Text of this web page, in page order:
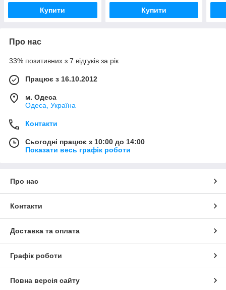
Купити Купити
Про нас
33% позитивних з 7 відгуків за рік
Працює з 16.10.2012
м. Одеса
Одеса, Україна
Контакти
Сьогодні працює з 10:00 до 14:00
Показати весь графік роботи
Про нас
Контакти
Доставка та оплата
Графік роботи
Повна версія сайту